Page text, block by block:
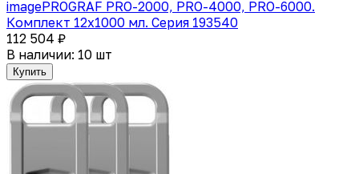
imagePROGRAF PRO-2000, PRO-4000, PRO-6000.
Комплект 12x1000 мл. Серия 193540
112 504 ₽
В наличии: 10 шт
Купить